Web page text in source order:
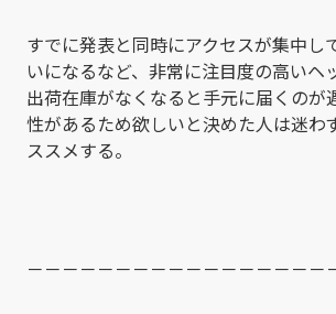
すでに発表と同時にアクセスが集中し
いになるなど、非常に注目度の高いヘ
出荷在庫がなくなると手元に届くのが
性があるため欲しいと決めた人は迷わ
ススメする。
－－－－－－－－－－－－－－－－－